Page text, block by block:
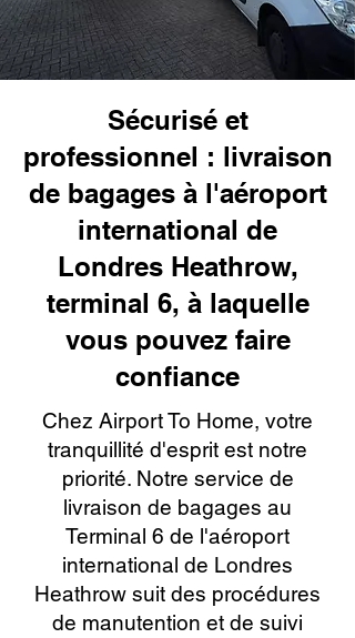
Sécurisé et
professionnel : livraison
de bagages à l'aéroport
international de
Londres Heathrow,
terminal 6, à laquelle
vous pouvez faire
confiance
Chez Airport To Home, votre
tranquillité d'esprit est notre
priorité. Notre service de
livraison de bagages au
Terminal 6 de l'aéroport
international de Londres
Heathrow suit des procédures
de manutention et de suivi